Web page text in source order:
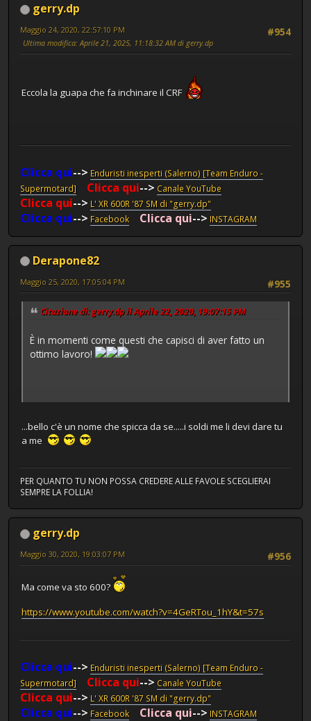
gerry.dp
#954
Maggio 24, 2020, 22:57:10 PM
Ultima modifica: Aprile 21, 2025, 11:18:32 AM di gerry.dp
Eccola la guapa che fa inchinare il CRF
Clicca qui--> Enduristi inesperti (Salerno) [Team Enduro -
Supermotard]
Clicca qui--> Canale YouTube
Clicca qui--> L' XR 600R '87 SM di "gerry.dp"
Clicca qui--> Facebook Clicca qui--> INSTAGRAM
Derapone82
#955
Maggio 25, 2020, 17:05:04 PM
Citazione di: gerry.dp il Aprile 22, 2020, 19:07:15 PM
È in momenti come questi che capisci di aver fatto un
ottimo lavoro!
...bello c'è un nome che spicca da se.....i soldi me li devi dare tu
a me
PER QUANTO TU NON POSSA CREDERE ALLE FAVOLE SCEGLIERAI
SEMPRE LA FOLLIA!
gerry.dp
#956
Maggio 30, 2020, 19:03:07 PM
Ma come va sto 600?
https://www.youtube.com/watch?v=4GeRTou_1hY&t=57s
Clicca qui--> Enduristi inesperti (Salerno) [Team Enduro -
Supermotard]
Clicca qui--> Canale YouTube
Clicca qui--> L' XR 600R '87 SM di "gerry.dp"
Clicca qui--> Facebook Clicca qui--> INSTAGRAM